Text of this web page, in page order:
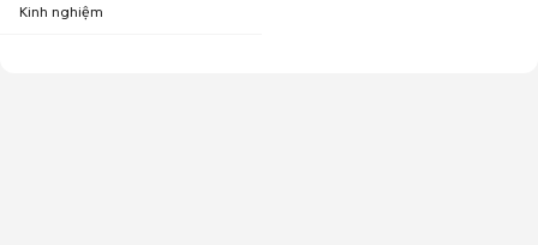
Kinh nghiệm